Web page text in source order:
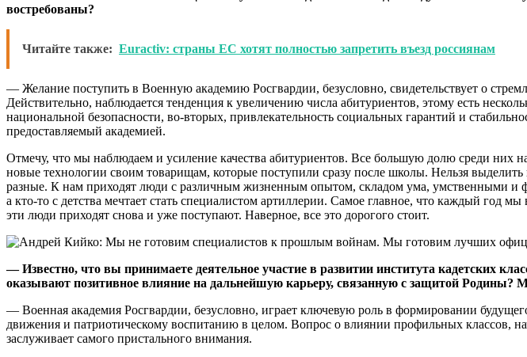
востребованы?
Читайте также: Euractiv: страны ЕС хотят полностью запретить въезд россиянам
— Желание поступить в Военную академию Росгвардии, безусловно, свидетельствует о
Действительно, наблюдается тенденция к увеличению числа абитуриентов, этому есть
национальной безопасности, во-вторых, привлекательность социальных гарантий и
предоставляемый академией.
Отмечу, что мы наблюдаем и усиление качества абитуриентов. Все большую долю среди них
новые технологии своим товарищам, которые поступили сразу после школы. Нельзя
разные. К нам приходят люди с различным жизненным опытом, складом ума, умственными и
а кто-то с детства мечтает стать специалистом артиллерии. Самое главное, что каждый год
эти люди приходят снова и уже поступают. Наверное, все это дорогого стоит.
— Известно, что вы принимаете деятельное участие в развитии института кадетских
оказывают позитивное влияние на дальнейшую карьеру, связанную с защитой
— Военная академия Росгвардии, безусловно, играет ключевую роль в формировании
движения и патриотическому воспитанию в целом. Вопрос о влиянии профильных классов,
заслуживает самого пристального внимания.